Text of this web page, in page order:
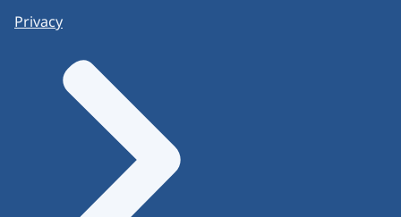
Privacy